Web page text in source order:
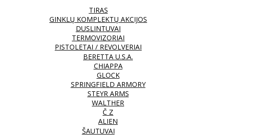
TIRAS
GINKLŲ KOMPLEKTŲ AKCIJOS
DUSLINTUVAI
TERMOVIZORIAI
PISTOLETAI / REVOLVERIAI
BERETTA U.S.A.
CHIAPPA
GLOCK
SPRINGFIELD ARMORY
STEYR ARMS
WALTHER
Č Z
ALIEN
ŠAUTUVAI